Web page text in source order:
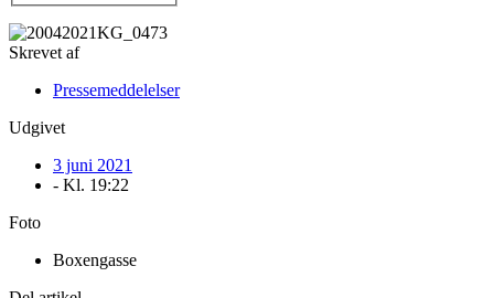
Skrevet af
Pressemeddelelser
Udgivet
3 juni 2021
- Kl. 19:22
Foto
Boxengasse